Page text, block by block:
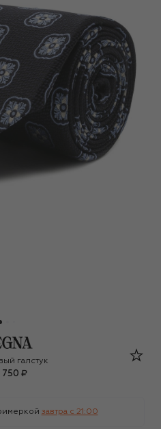
галстук
750 ₽
завтра c 21:00